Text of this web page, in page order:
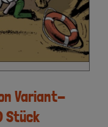
Variant-
Stück